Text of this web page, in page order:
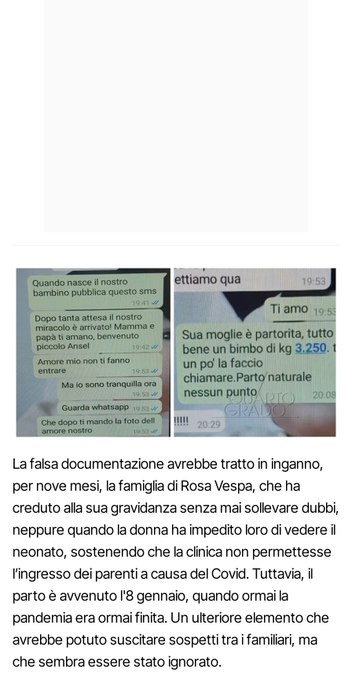
La falsa documentazione avrebbe tratto in inganno,
per nove mesi, la famiglia di Rosa Vespa, che ha
creduto alla sua gravidanza senza mai sollevare dubbi,
neppure quando la donna ha impedito loro di vedere il
neonato, sostenendo che la clinica non permettesse
l’ingresso dei parenti a causa del Covid. Tuttavia, il
parto è avvenuto l'8 gennaio, quando ormai la
pandemia era ormai finita. Un ulteriore elemento che
avrebbe potuto suscitare sospetti tra i familiari, ma
che sembra essere stato ignorato.